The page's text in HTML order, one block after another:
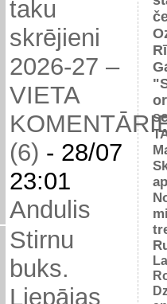
taku
skrējieni
2026-27 –
VIETA
(6) - 28/07
23:01
Andulis
Stirnu
buks.
Liepājas